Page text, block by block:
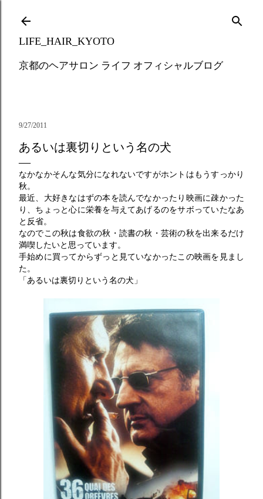
LIFE_HAIR_KYOTO
京都のヘアサロン ライフ オフィシャルブログ
9/27/2011
あるいは裏切りという名の犬
なかなかそんな気分になれないですがホントはもうすっかり
秋。
最近、大好きなはずの本を読んでなかったり映画に疎かった
り、ちょっと心に栄養を与えてあげるのをサボっていたなあ
と反省。
なのでこの秋は食欲の秋・読書の秋・芸術の秋を出来るだけ
満喫したいと思っています。
手始めに買ってからずっと見ていなかったこの映画を見まし
た。
「あるいは裏切りという名の犬」